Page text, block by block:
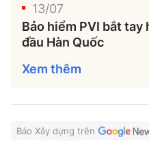
13/07
Bảo hiểm PVI bắt tay
đầu Hàn Quốc
Xem thêm
Báo Xây dựng trên